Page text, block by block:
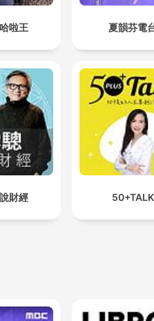
啦王 夏韻芬電
財經 50+TALK